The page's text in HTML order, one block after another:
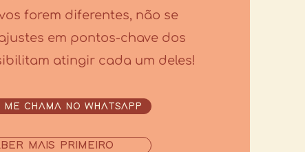
forem diferentes, não se
em pontos-chave dos
atingir cada um deles!
ME CHAMA NO WHATSAPP
MAIS PRIMEIRO